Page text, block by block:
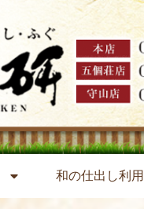
和の仕出し利用